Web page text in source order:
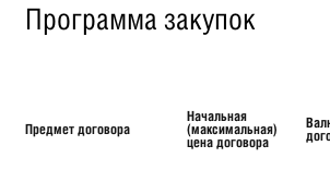
Программа закупок
Предмет договора
Начальная
(максимальная)
цена договора